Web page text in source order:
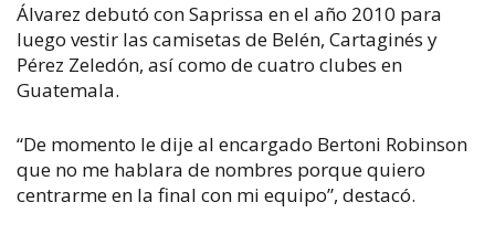
Álvarez debutó con Saprissa en el año 2010 para
luego vestir las camisetas de Belén, Cartaginés y
Pérez Zeledón, así como de cuatro clubes en
Guatemala.
“De momento le dije al encargado Bertoni Robinson
que no me hablara de nombres porque quiero
centrarme en la final con mi equipo”, destacó.